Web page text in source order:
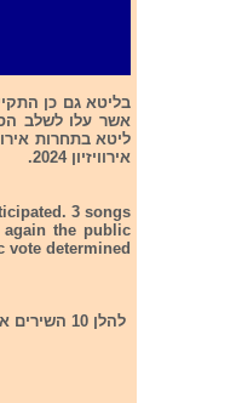
אשר עלו לשלב
אירוויזיון 2024.
3 songs
the public
vote determined
להלן 10 השירים אשר התמודדו בגמר Hence is the 10 songs that had participated in the final